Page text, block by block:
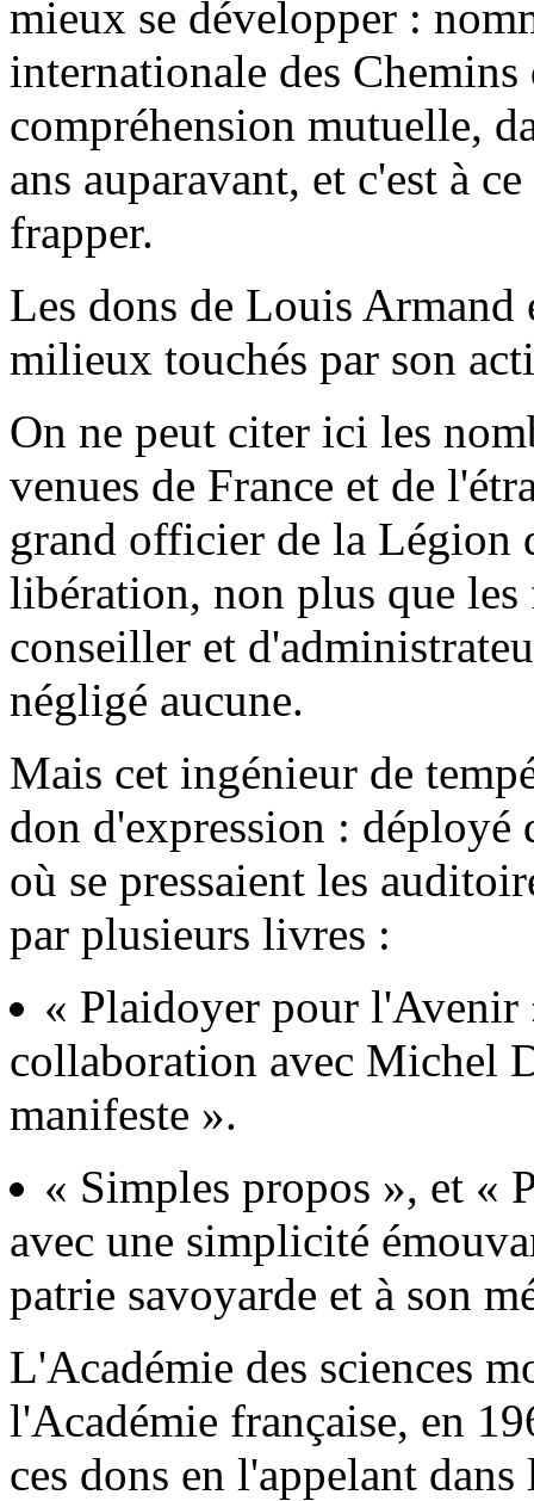
mieux se développer :
internationale des
compréhension mutuelle,
ans auparavant, et c'est à
frapper.
Les dons de Louis Armand
milieux touchés par son
On ne peut citer ici les
venues de France et de
grand officier de la Légion
libération, non plus que les
conseiller et
négligé aucune.
Mais cet ingénieur de
don d'expression : déployé
où se pressaient les
par plusieurs livres :
« Plaidoyer pour l'Avenir
collaboration avec Michel
manifeste ».
« Simples propos », et «
avec une simplicité
patrie savoyarde et à son
L'Académie des sciences
l'Académie française, en
ces dons en l'appelant dans